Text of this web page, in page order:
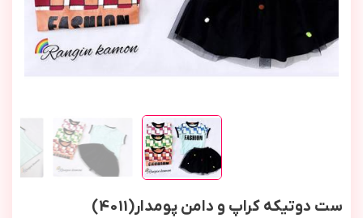
ست دوتیکه کراپ و دامن پومدار(4011)